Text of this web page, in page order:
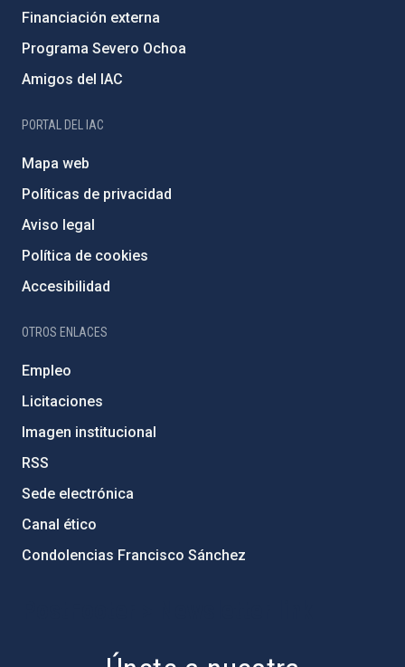
Financiación externa
Programa Severo Ochoa
Amigos del IAC
PORTAL DEL IAC
Mapa web
Políticas de privacidad
Aviso legal
Política de cookies
Accesibilidad
OTROS ENLACES
Empleo
Licitaciones
Imagen institucional
RSS
Sede electrónica
Canal ético
Condolencias Francisco Sánchez